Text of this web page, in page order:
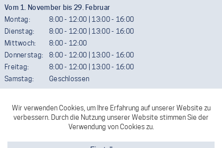
Vom 1. November bis 29. Februar
Montag:
8:00 - 12:00 | 13:00 - 16:00
Dienstag:
8:00 - 12:00 | 13:00 - 16:00
Mittwoch:
8:00 - 12:00
Donnerstag:
8:00 - 12:00 | 13:00 - 16:00
Freitag:
8:00 - 12:00 | 13:00 - 16:00
Samstag:
Geschlossen
ersuchen aber um telefonische Vereinbarung.